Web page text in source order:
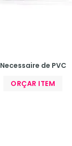
Necessaire de PVC
ORÇAR ITEM